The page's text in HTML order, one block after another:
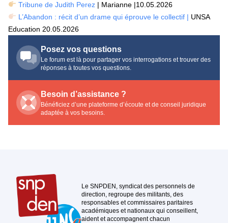
Tribune de Judith Perez| Marianne |10.05.2026
L’Abandon : récit d’un drame qui éprouve le collectif | UNSA
Education 20.05.2026
Posez vos questions
Le forum est là pour partager vos interrogations et trouver des
réponses à toutes vos questions.
Besoin d’assistance ?
Bénéficiez d’une plateforme d’écoute et de conseil juridique
adaptée à vos besoins.
Le SNPDEN, syndicat des personnels de
direction, regroupe des militants, des
responsables et commissaires paritaires
académiques et nationaux qui conseillent,
aident et accompagnent chacun